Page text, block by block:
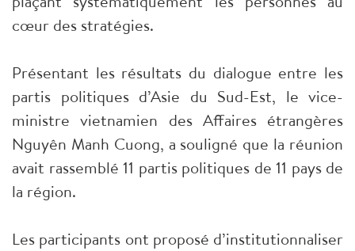
cœur des stratégies.
Présentant les résultats du dialogue entre les
partis politiques d’Asie du Sud-Est, le vice-
ministre vietnamien des Affaires étrangères
Nguyên Manh Cuong, a souligné que la réunion
avait rassemblé 11 partis politiques de 11 pays de
la région.
Les participants ont proposé d’institutionnaliser